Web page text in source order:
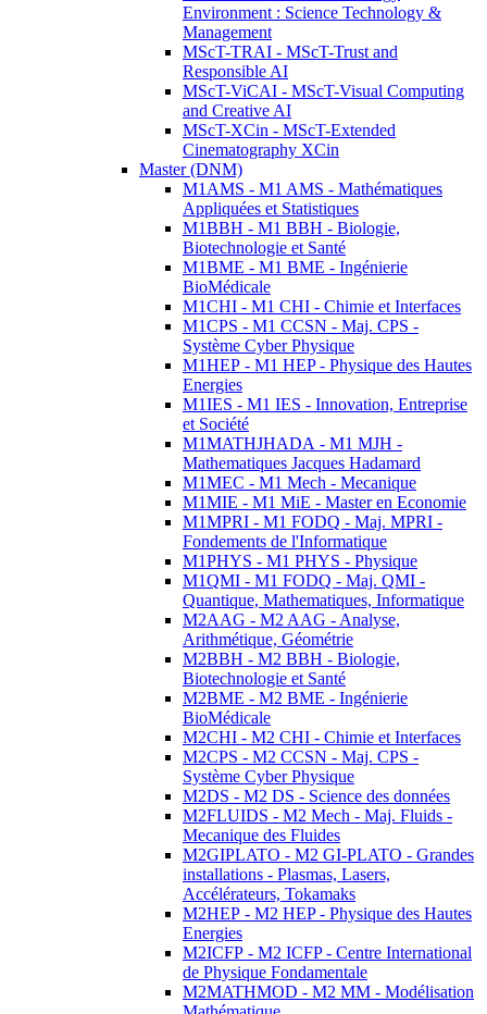
Environment : Science Technology &
Management
MScT-TRAI - MScT-Trust and
Responsible AI
MScT-ViCAI - MScT-Visual Computing
and Creative AI
MScT-XCin - MScT-Extended
Cinematography XCin
Master (DNM)
M1AMS - M1 AMS - Mathématiques
Appliquées et Statistiques
M1BBH - M1 BBH - Biologie,
Biotechnologie et Santé
M1BME - M1 BME - Ingénierie
BioMédicale
M1CHI - M1 CHI - Chimie et Interfaces
M1CPS - M1 CCSN - Maj. CPS -
Système Cyber Physique
M1HEP - M1 HEP - Physique des Hautes
Energies
M1IES - M1 IES - Innovation, Entreprise
et Société
M1MATHJHADA - M1 MJH -
Mathematiques Jacques Hadamard
M1MEC - M1 Mech - Mecanique
M1MIE - M1 MiE - Master en Economie
M1MPRI - M1 FODQ - Maj. MPRI -
Fondements de l'Informatique
M1PHYS - M1 PHYS - Physique
M1QMI - M1 FODQ - Maj. QMI -
Quantique, Mathematiques, Informatique
M2AAG - M2 AAG - Analyse,
Arithmétique, Géométrie
M2BBH - M2 BBH - Biologie,
Biotechnologie et Santé
M2BME - M2 BME - Ingénierie
BioMédicale
M2CHI - M2 CHI - Chimie et Interfaces
M2CPS - M2 CCSN - Maj. CPS -
Système Cyber Physique
M2DS - M2 DS - Science des données
M2FLUIDS - M2 Mech - Maj. Fluids -
Mecanique des Fluides
M2GIPLATO - M2 GI-PLATO - Grandes
installations - Plasmas, Lasers,
Accélérateurs, Tokamaks
M2HEP - M2 HEP - Physique des Hautes
Energies
M2ICFP - M2 ICFP - Centre International
de Physique Fondamentale
M2MATHMOD - M2 MM - Modélisation